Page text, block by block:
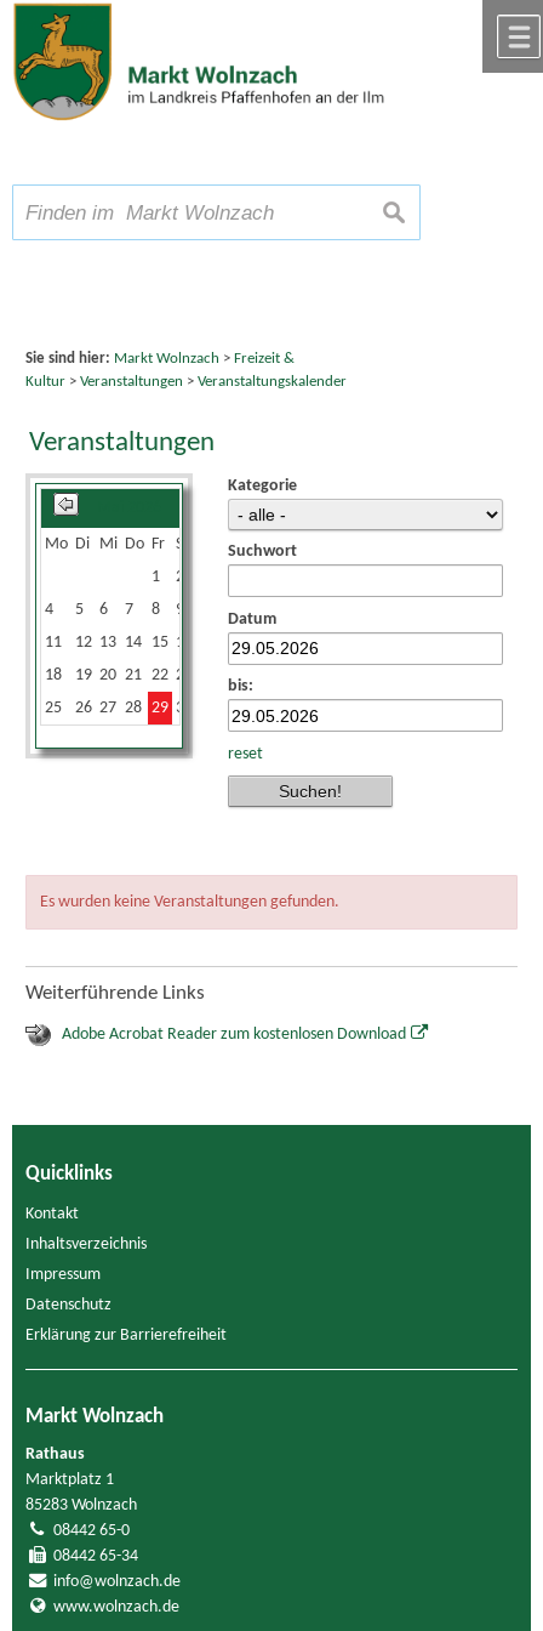
Zum Inhalt,zur Navigation
Schriftgröße A A A suchen
Sie sind hier: Markt Wolnzach > Freizeit &
Kultur> Veranstaltungen > Veranstaltungskalender
Veranstaltungen
Mo Di Mi Do Fr Sa
1
2
4
5 6 7 8 9
11
12 13 14 15 16
18
19 20 21 22 23
25
26 27 28 29 30
Kategorie
Suchwort
Datum
bis:
reset
Es wurden keine Veranstaltungen gefunden.
Weiterführende Links
Adobe Acrobat Reader zum kostenlosen Download
Quicklinks
Kontakt
Inhaltsverzeichnis
Impressum
Datenschutz
Erklärung zur Barrierefreiheit
Markt Wolnzach
Rathaus
Marktplatz 1
85283 Wolnzach
08442 65-0
08442 65-34
info@wolnzach.de
www.wolnzach.de